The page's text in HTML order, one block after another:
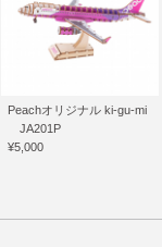
Peachオリジナル ki-gu-mi
JA201P
¥5,000